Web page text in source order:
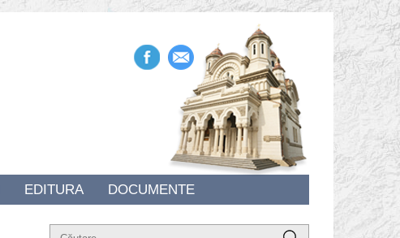
EDITURA DOCUMENTE